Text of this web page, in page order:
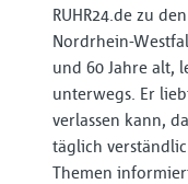
RUHR24.de zu
Nordrhein-
und 60 Jahre alt,
unterwegs. Er
verlassen kann,
täglich
Themen